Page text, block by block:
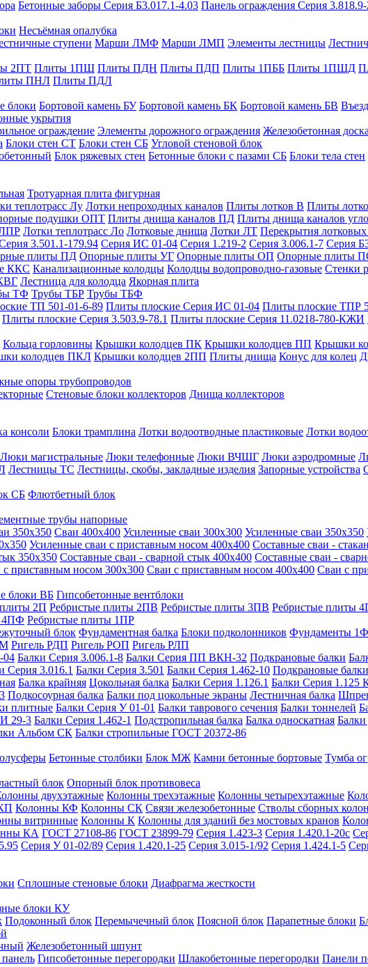
Бетонные заборы Серия Б3.017.1-4.03 Панель ограждения Серия 3.818.9-
Несъёмная опалубка
ступени Марши ЛМФ Марши ЛМП Элементы лестницы
2ПТ Плиты 1ПШ Плиты ПДН Плиты ПДП Плиты 1ПББ Плиты 1ПШД
ПНЛ Плиты ПДЛ
блоки Бортовой камень БУ Бортовой камень БК Бортовой камень БВ
укрытия
ограждение Элементы дорожного ограждения Железобетонная доска
Блоки стен СТ Блоки стен СБ Угловой стеновой блок
Блок ряжевых стен Бетонные блоки с пазами СБ Блоки тела стен
Тротуарная плита фигурная
теплотрасс Лу Лотки непроходных каналов Плиты лотков В Плиты
подушки ОПТ Плиты днища каналов ПД Плиты днища каналов
Лотки теплотрасс Ло Лотковые днища Лотки ЛТ Перекрытия лотковых
3.501.1-179.94 Серия ИС 01-04 Серия 1.219-2 Серия 3.006.1-7 Серия
плиты ПД Опорные плиты УГ Опорные плиты ОП Опорные плиты
ККС Канализационные колодцы Колодцы водопроводно-газовые Стенки
Лестница для колодца Якорная плита
ТФ Трубы ТБР Трубы ТБФ
ТП 501-01-6-89 Плиты плоские Серия ИС 01-04 Плиты плоские ТПР
Плиты плоские Серия 3.503.9-78.1 Плиты плоские Серия 11.0218-780-КЖИ
Кольца горловины Крышки колодцев ПК Крышки колодцев ПП Крышки
колодцев ПКЛ Крышки колодцев 2ПП Плиты днища Конус для колец
опоры трубопроводов
Стеновые блоки коллекторов Днища коллекторов
консоли Блоки трамплина Лотки водоотводные пластиковые Лотки
Люки магистральные Люки телефонные Люки ВЧШГ Люки аэродромные
Лестницы ТС Лестницы, скобы, закладные изделия Запорные устройства
СБ Флютбетный блок
трубы напорные
350х350 Сваи 400х400 Усиленные сваи 300х300 Усиленные сваи 350х350
Усиленные сваи с приставным носом 400х400 Составные сваи -
350х350 Составные сваи - сварной стык 400х400 Составные сваи -
с приставным носом 300х300 Сваи с приставным носом 400х400 Сваи с
блоки ВБ Гипсобетонные вентблоки
2П Ребристые плиты 2ПВ Ребристые плиты 3ПВ Ребристые плиты
4ПФ Ребристые плиты 1ПР
блок Фундаментная балка Блоки подколонников Фундаменты 1Ф
Ригель РДП Ригель РОП Ригель РЛП
04 Балки Серия 3.006.1-8 Балки Серия ПП ВКН-32 Подкрановые балки
Серия 3.016.1 Балки Серия 3.501 Балки Серия 1.462-10 Подкрановые
Балка крайняя Цокольная балка Балки Серия 1.126.1 Балки Серия 1.125
Подкосоурная балка Балки под цокольные экраны Лестничная балка
плитные Балки Серия У 01-01 Балки таврового сечения Балки тоннелей
29-3 Балки Серия 1.462-1 Подстропильная балка Балка односкатная Балки
Альбом СК Балки стропильные ГОСТ 20372-86
Бетонные столбики Блок МЖ Камни бетонные бортовые Тумба
блок Опорный блок противовеса
двухэтажные Колонны трехэтажные Колонны четырехэтажные
Колонны КФ Колонны СК Связи железобетонные Стволы сборных
витринные Колонны К Колонны для зданий без мостовых кранов
КА ГОСТ 27108-86 ГОСТ 23899-79 Серия 1.423-3 Серия 1.420.1-20с
Серия У 01-02/89 Серия 1.420.1-25 Серия 3.015-1/92 Серия 1.424.1-5
Сплошные стеновые блоки Диафрагма жесткости
блоки КУ
Подоконный блок Перемычечный блок Поясной блок Парапетные блоки
Железобетонный шпунт
панель Гипсобетонные перегородки Шлакобетонные перегородки Панели